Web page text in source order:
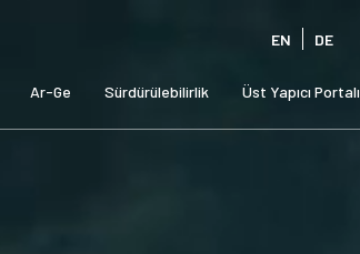
EN DE
Ar-Ge Sürdürülebilirlik Üst Yapıcı Portalı